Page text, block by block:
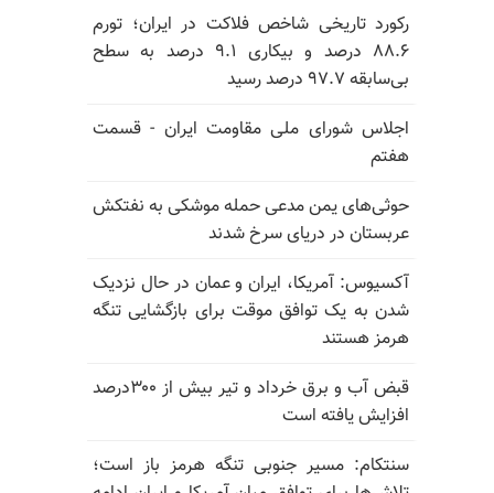
رکورد تاریخی شاخص فلاکت در ایران؛ تورم
۸۸.۶ درصد و بیکاری ۹.۱ درصد به سطح
بی‌سابقه ۹۷.۷ درصد رسید
اجلاس شورای ملی مقاومت ایران - قسمت
هفتم
حوثی‌های یمن مدعی حمله موشکی به نفتکش
عربستان در دریای سرخ شدند
آکسیوس: آمریکا، ایران و عمان در حال نزدیک
شدن به یک توافق موقت برای بازگشایی تنگه
هرمز هستند
قبض آب و برق خرداد و تیر بیش از ۳۰۰درصد
افزایش یافته است
سنتکام: مسیر جنوبی تنگه هرمز باز است؛